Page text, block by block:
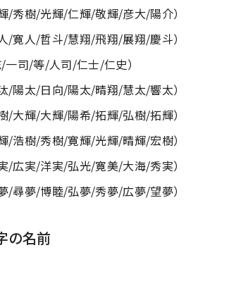
/秀樹/光輝/仁輝/敬輝/彦大/陽介）
/寛人/哲斗/慧翔/飛翔/展翔/慶斗）
司/等/人司/仁士/仁史）
/陽太/日向/陽太/晴翔/慧太/響太）
/大輝/大輝/陽希/拓輝/弘樹/拓輝）
/浩樹/秀樹/寛輝/光輝/晴輝/宏樹）
/広実/洋実/弘光/寛美/大海/秀実）
/尋夢/博睦/弘夢/秀夢/広夢/望夢）
の名前